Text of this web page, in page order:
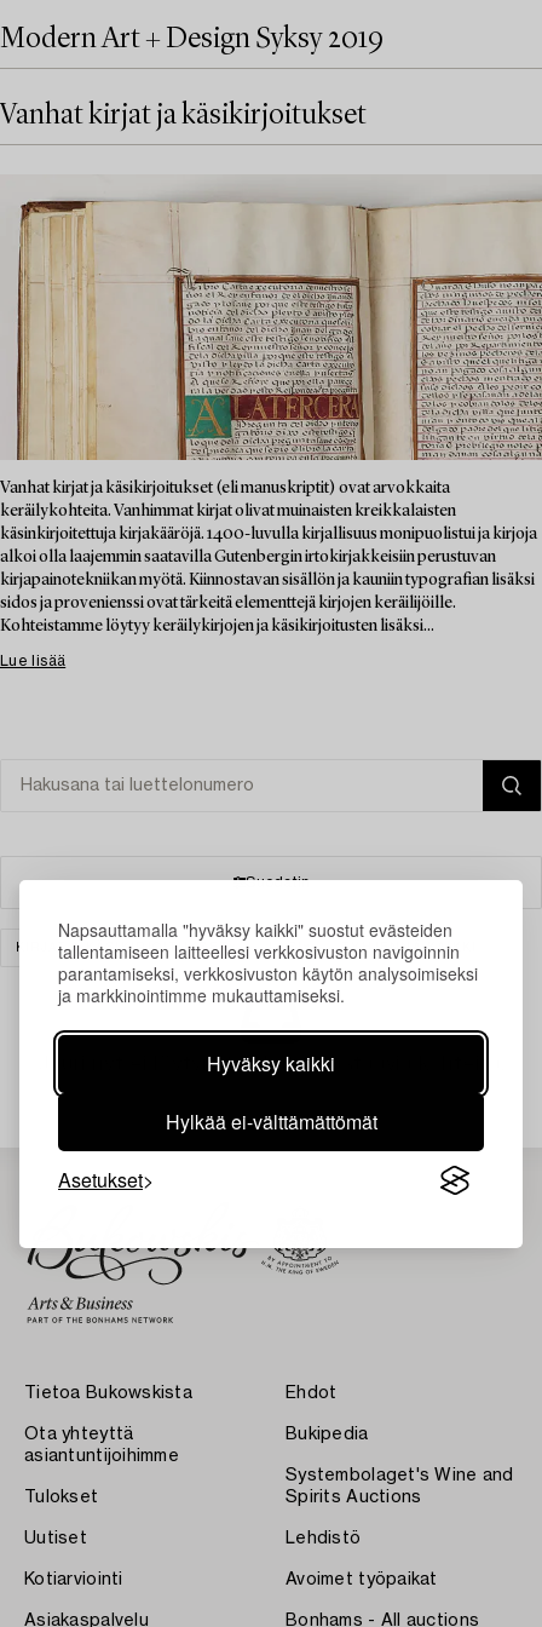
Napsauttamalla "hyväksy kaikki" suostut evästeiden
tallentamiseen laitteellesi verkkosivuston navigoinnin
parantamiseksi, verkkosivuston käytön analysoimiseksi
ja markkinointimme mukauttamiseksi.
Hyväksy kaikki
Hylkää ei-välttämättömät
Asetukset
Modern Art + Design Syksy 2019
Vanhat kirjat ja käsikirjoitukset
Vanhat kirjat ja käsikirjoitukset (eli manuskriptit) ovat arvokkaita
keräilykohteita. Vanhimmat kirjat olivat muinaisten kreikkalaisten
käsinkirjoitettuja kirjakääröjä. 1400-luvulla kirjallisuus monipuolistui ja kirjoja
alkoi olla laajemmin saatavilla Gutenbergin irtokirjakkeisiin perustuvan
kirjapainotekniikan myötä. Kiinnostavan sisällön ja kauniin typografian lisäksi
sidos ja provenienssi ovat tärkeitä elementtejä kirjojen keräilijöille.
Kohteistamme löytyy keräilykirjojen ja käsikirjoitusten lisäksi...
Lue lisää
Suodatin
KIRJAT & KÄSIKIRJOITUKSET LASI TYHJENNÄ KAIKKI
Juuri nyt ei löytynyt hakuasi vastaavia kohteita.
Tietoa Bukowskista
Ota yhteyttä
asiantuntijoihimme
Tulokset
Uutiset
Kotiarviointi
Asiakaspalvelu
Ehdot
Bukipedia
Systembolaget's Wine and
Spirits Auctions
Lehdistö
Avoimet työpaikat
Bonhams - All auctions